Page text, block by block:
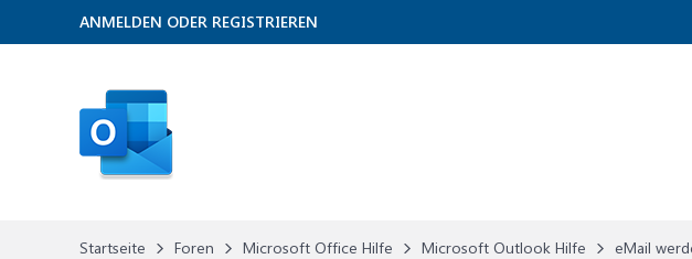
Startseite Foren Microsoft Office Hilfe Microsoft Outlook Hilfe eMail
ANMELDEN ODER REGISTRIEREN